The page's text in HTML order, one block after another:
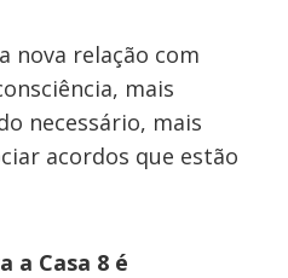
nova relação com
mais
necessário, mais
acordos que estão
a Casa 8 é